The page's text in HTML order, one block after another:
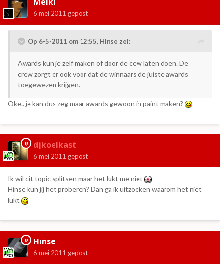
6 mei 2011 gepost
Op 6-5-2011 om 12:55, Hinse zei:
Awards kun je zelf maken of door de cew laten doen. De
crew zorgt er ook voor dat de winnaars de juiste awards
toegewezen krijgen.
Oke.. je kan dus zeg maar awards gewoon in paint maken?
djkoelkast
6 mei 2011 gepost
Ik wil dit topic splitsen maar het lukt me niet
Hinse kun jij het proberen? Dan ga ik uitzoeken waarom het niet
lukt
Hinse
6 mei 2011 gepost